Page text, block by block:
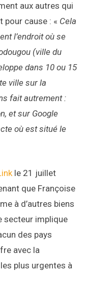
aux autres qui
pour cause : « Cela
l’endroit où se
(ville du
dans 10 ou 15
ville sur la
fait autrement :
et sur Google
où est situé le
le 21 juillet
que Françoise
à d’autres biens
secteur implique
des pays
avec la
plus urgentes à